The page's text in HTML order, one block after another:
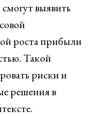
выявить
роста прибыли
Такой
риски и
решения в